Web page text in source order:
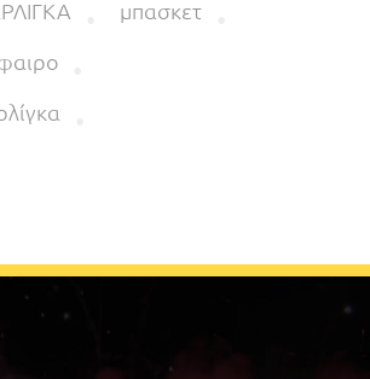
μπασκετ